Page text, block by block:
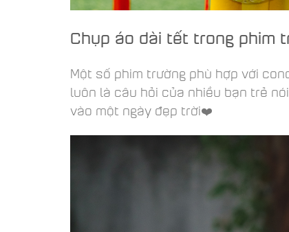
Chụp áo dài tết trong phim
Một số phim trường phù hợp với
luôn là câu hỏi của nhiều bạn trẻ
vào một ngày đẹp trời❤️